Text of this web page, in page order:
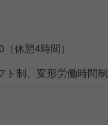
休憩4時間）
ト制、変形労働時間制